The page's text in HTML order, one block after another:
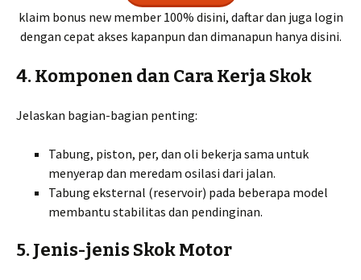
klaim bonus new member 100% disini, daftar dan juga login
dengan cepat akses kapanpun dan dimanapun hanya disini.
4. Komponen dan Cara Kerja Skok
Jelaskan bagian-bagian penting:
Tabung, piston, per, dan oli bekerja sama untuk
menyerap dan meredam osilasi dari jalan.
Tabung eksternal (reservoir) pada beberapa model
membantu stabilitas dan pendinginan.
5. Jenis-jenis Skok Motor